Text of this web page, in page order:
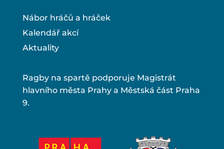
Nábor hráčů a hráček
Kalendář akcí
Aktuality
Ragby na spartě podporuje Magistrát
hlavního města Prahy a Městská část Praha
9.